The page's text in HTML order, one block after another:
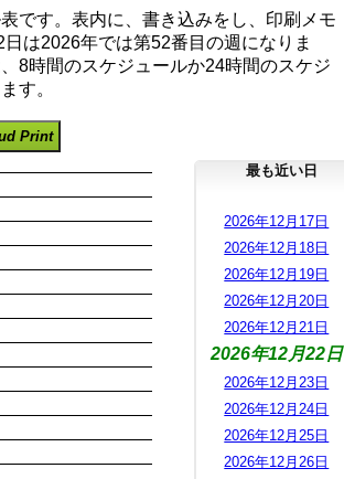
です。表内に、書き込みをし、印刷メモ
は2026年では第52番目の週になりま
8時間のスケジュールか24時間のスケジ
す。
Print
最も近い日
2026年12月17日
2026年12月18日
2026年12月19日
2026年12月20日
2026年12月21日
2026年12月22日
2026年12月23日
2026年12月24日
2026年12月25日
2026年12月26日